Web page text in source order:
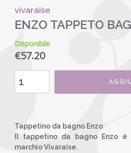
vivaraise
ENZO TAPPETO
Disponibile
€57.20
Tappetino da bagno Enzo
Il tappetino da bagno Enzo
marchio Vivaraise.